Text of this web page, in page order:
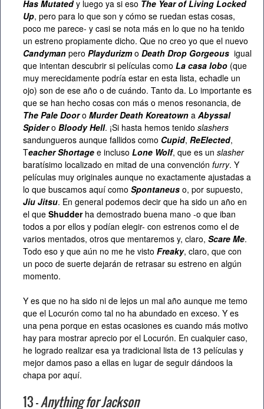
Has Mutatedy luego ya si eso The Year of Living Locked
Up, pero para lo que son y cómo se ruedan estas cosas,
poco me parece- y casi se nota más en lo que no ha tenido
un estreno propiamente dicho. Que no creo yo que el nuevo
Candyman pero Playdurizmo Death Drop Gorgeous igual
que intentan descubrir si películas como La casa lobo (que
muy merecidamente podría estar en esta lista, echadle un
ojo) son de ese año o de cuándo. Tanto da. Lo importante es
que se han hecho cosas con más o menos resonancia, de
The Pale Dooro Murder Death Koreatown a Abyssal
Spidero Bloody Hell. ¡Si hasta hemos tenido slashers
sandungueros aunque fallidos como Cupid, ReElected,
Teacher Shortage e incluso Lone Wolf, que es un slasher
baratísimo localizado en mitad de una convención furry. Y
películas muy originales aunque no exactamente ajustadas a
lo que buscamos aquí como Spontaneus o, por supuesto,
Jiu Jitsu. En general podemos decir que ha sido un año en
el que Shudderha demostrado buena mano -o que iban
todos a por ellos y podían elegir- con estrenos como el de
varios mentados, otros que mentaremos y, claro, Scare Me.
Todo eso y que aún no me he visto Freaky, claro, que con
un poco de suerte dejarán de retrasar su estreno en algún
momento.
Y es que no ha sido ni de lejos un mal año aunque me temo
que el Locurón como tal no ha abundado en exceso. Y es
una pena porque en estas ocasiones es cuando más motivo
hay para mostrar aprecio por el Locurón. En cualquier caso,
he logrado realizar esa ya tradicional lista de 13 películas y
mejor damos paso a ellas en lugar de seguir dándoos la
chapa por aquí.
13 –Anything for Jackson